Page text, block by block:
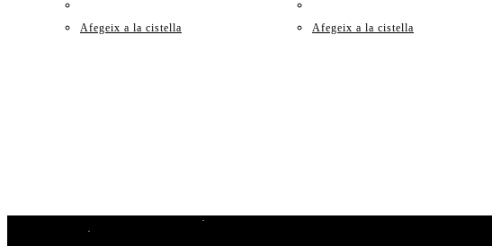
Afegeix a la cistella Afegeix a la cistella